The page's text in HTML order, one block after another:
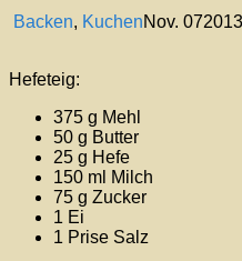
Backen, KuchenNov. 072013
Hefeteig:
375 g Mehl
50 g Butter
25 g Hefe
150 ml Milch
75 g Zucker
1 Ei
1 Prise Salz